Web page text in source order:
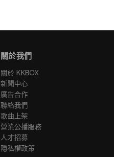
關於我們
關於 KKBOX
新聞中心
廣告合作
聯絡我們
歌曲上架
營業公播服務
人才招募
隱私權政策